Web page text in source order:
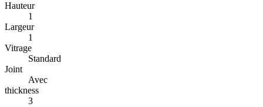
Hauteur
1
Largeur
1
Vitrage
Standard
Joint
Avec
thickness
3